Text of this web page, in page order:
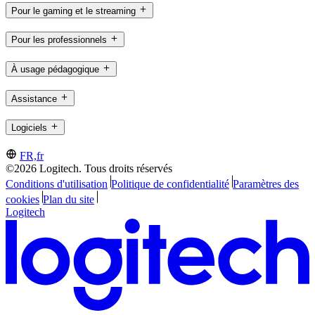
Pour le gaming et le streaming
Pour les professionnels
À usage pédagogique
Assistance
Logiciels
FR,fr
©2026 Logitech. Tous droits réservés
Conditions d'utilisation Politique de confidentialité Paramètres des
cookies Plan du site
Logitech